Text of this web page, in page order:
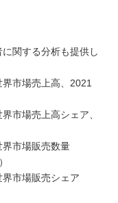
関する分析も提供し
市場売上高、2021
市場売上高シェア、
市場販売数量
市場販売シェア